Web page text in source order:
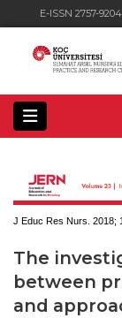
E-ISSN 2757-9204
J Educ Res Nurs. 2018;
The
between
and